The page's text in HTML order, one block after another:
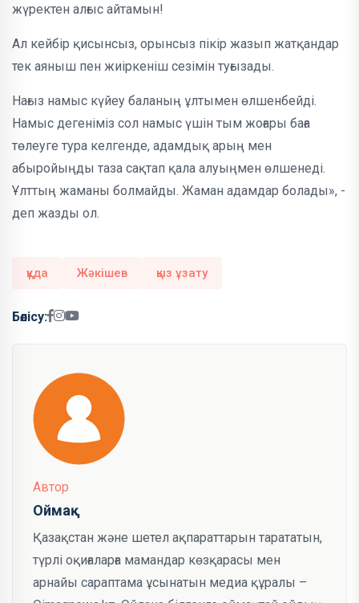
жүректен алғыс айтамын!
Ал кейбір қисынсыз, орынсыз пікір жазып жатқандар
тек аяныш пен жиіркеніш сезімін туғызады.
Нағыз намыс күйеу баланың ұлтымен өлшенбейді.
Намыс дегеніміз сол намыс үшін тым жоғары баға
төлеуге тура келгенде, адамдық арың мен
абыройыңды таза сақтап қала алуыңмен өлшенеді.
Ұлттың жаманы болмайды. Жаман адамдар болады», -
деп жазды ол.
құда Жәкішев қыз ұзату
Бөлісу:
Автор
Оймақ
Қазақстан және шетел ақпараттарын тарататын,
түрлі оқиғаларға мамандар көзқарасы мен
арнайы сараптама ұсынатын медиа құралы –